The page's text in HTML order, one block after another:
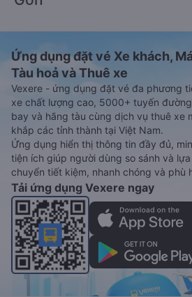
Ứng dụng đặt vé Xe khách,
Tàu hoả và Thuê xe
Vexere - ứng dụng đặt vé đa phương
xe chất lượng cao, 5000+ tuyến
bay và hãng tàu cùng dịch vụ thuê xe
khắp các tỉnh thành tại Việt Nam.
Ứng dụng hiển thị thông tin đầy đủ,
tiện ích giúp người dùng so sánh và
chuyển tiết kiệm, nhanh chóng và phù
Tải ứng dụng Vexere ngay